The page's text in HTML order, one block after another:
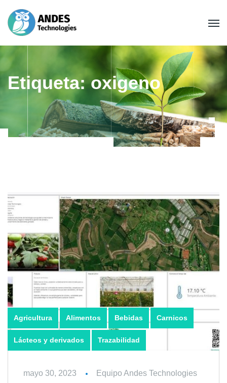
Etiqueta:oxigeno
Agricultura Alimentos Bebidas Carnicos
Lácteos y derivados Trazabilidad
mayo 30, 2023 Equipo Andes Technologies